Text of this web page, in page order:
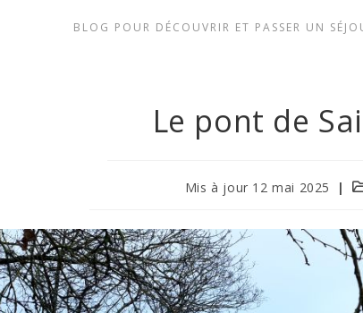
BLOG POUR DÉCOUVRIR ET PASSER UN
Le pont de
Mis à jour 12 mai 2025